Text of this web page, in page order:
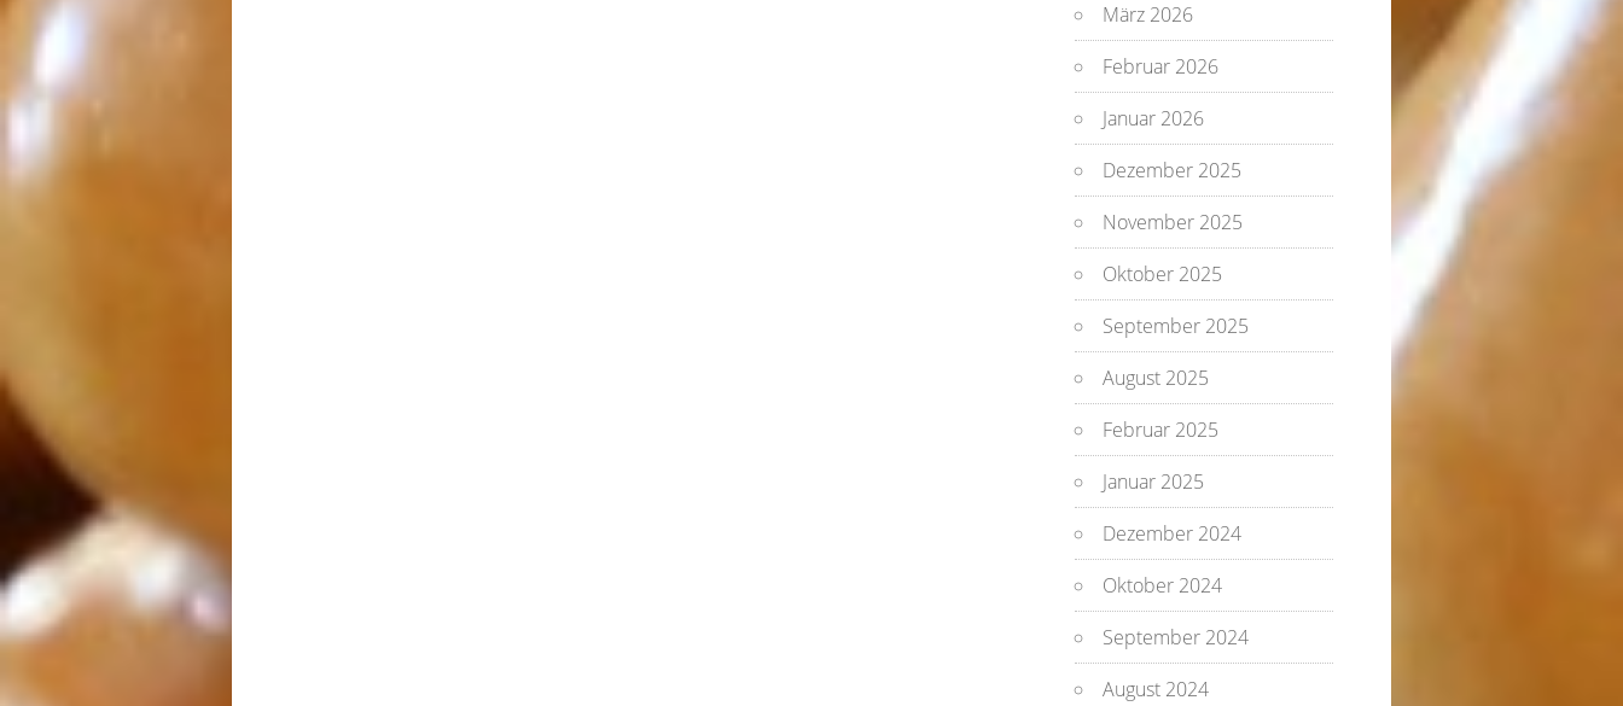
März 2026
Februar 2026
Januar 2026
Dezember 2025
November 2025
Oktober 2025
September 2025
August 2025
Februar 2025
Januar 2025
Dezember 2024
Oktober 2024
September 2024
August 2024